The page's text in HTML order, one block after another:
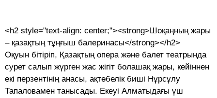
<h2 style="text-align: center;"><strong>Шоқаңның жары
– қазақтың тұңғыш балеринасы</strong></h2>
Оқуын бітіріп, Қазақтың опера және балет театрында
сурет салып жүрген жас жігіт болашақ жары, кейіннен
екі пер­зентінің анасы, ақтөбелік биші Нұрсұлу
Тапаловамен танысады. Екеуі Алматыдағы үш